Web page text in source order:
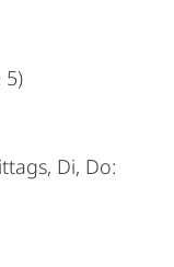
5)
Di, Do: